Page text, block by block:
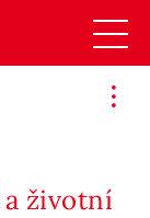
životní